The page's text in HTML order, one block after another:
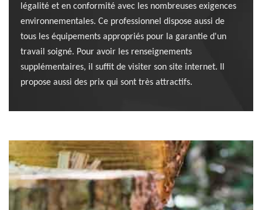
légalité et en conformité avec les nombreuses exigences
environnementales. Ce professionnel dispose aussi de
tous les équipements appropriés pour la garantie d'un
travail soigné. Pour avoir les renseignements
supplémentaires, il suffit de visiter son site internet. Il
propose aussi des prix qui sont très attractifs.